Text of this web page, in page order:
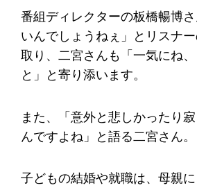
番組ディレクターの板橋暢博
いんでしょうねぇ」とリスナ
取り、二宮さんも「一気にね
と」と寄り添います。
また、「意外と悲しかったり
んですよね」と語る二宮さん。
子どもの結婚や就職は、母親